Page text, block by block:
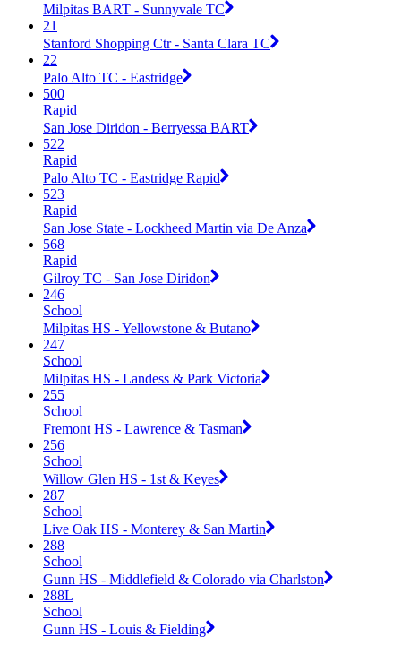
Milpitas BART - Sunnyvale TC
21
Stanford Shopping Ctr - Santa Clara TC
22
Palo Alto TC - Eastridge
500
Rapid
San Jose Diridon - Berryessa BART
522
Rapid
Palo Alto TC - Eastridge Rapid
523
Rapid
San Jose State - Lockheed Martin via De Anza
568
Rapid
Gilroy TC - San Jose Diridon
246
School
Milpitas HS - Yellowstone & Butano
247
School
Milpitas HS - Landess & Park Victoria
255
School
Fremont HS - Lawrence & Tasman
256
School
Willow Glen HS - 1st & Keyes
287
School
Live Oak HS - Monterey & San Martin
288
School
Gunn HS - Middlefield & Colorado via Charlston
288L
School
Gunn HS - Louis & Fielding